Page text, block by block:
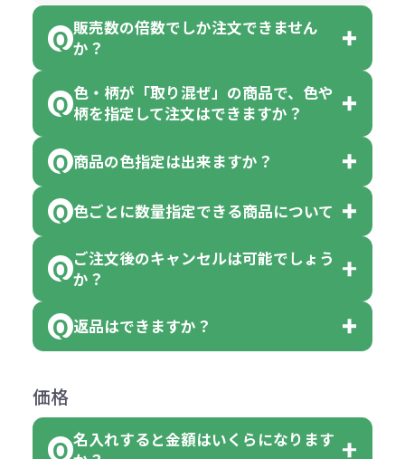
販売数の倍数でしか注文できません
か？
一部商品（※）を除き、注文可能数
です。
個、20個と10個単位でのご注文とな
ります。
【例】注文可能数が100個の場合
は、100個以上でしたら、何個でも
可能です。
色・柄が「取り混ぜ」の商品で、色や
柄を指定して注文はできますか？
「色・柄 取り混ぜ」のラベルがつい
ている商品は、色指定不可となって
ん。
商品の色指定は出来ますか？
色指定できる商品もございますが商
品の詳細に「色・柄 取り混ぜ」のラ
ベルや商品画像に「〇色取混ぜ」な
れ等分で100個ずつ入って参ります。
色ごとに数量指定できる商品について
「選べる本体色」のラベルが付いて
す。
い。
例えば…
ご注文後のキャンセルは可能でしょう
か？
お客様都合でのキャンセルは、制作
がございます。
返品はできますか？
めご了承ください。
ただし下記の場合は承っております
価格
名入れすると金額はいくらになります